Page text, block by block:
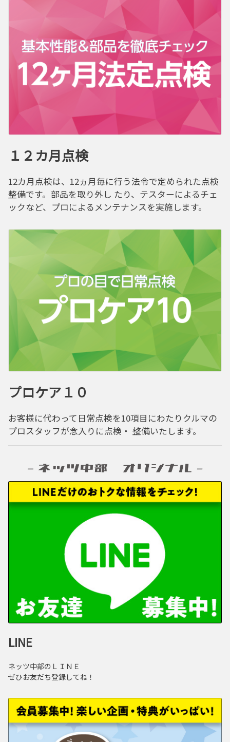
１２カ月点検
12カ月点検は、12ヵ月毎に行う法令で定められた点検
整備です。部品を取り外し たり、テスターによるチェ
ックなど、プロによるメンテナンスを実施します。
プロケア１０
お客様に代わって日常点検を10項目にわたりクルマの
プロスタッフが念入りに点検・ 整備いたします。
LINE
ネッツ中部のＬＩＮＥ
ぜひお友だち登録してね！